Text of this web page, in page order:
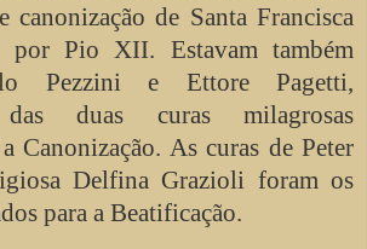
canonização de Santa Francisca
por Pio XII. Estavam também
Pezzini e Ettore Pagetti,
das duas curas milagrosas
Canonização. As curas de Peter
Delfina Grazioli foram os
para a Beatificação.